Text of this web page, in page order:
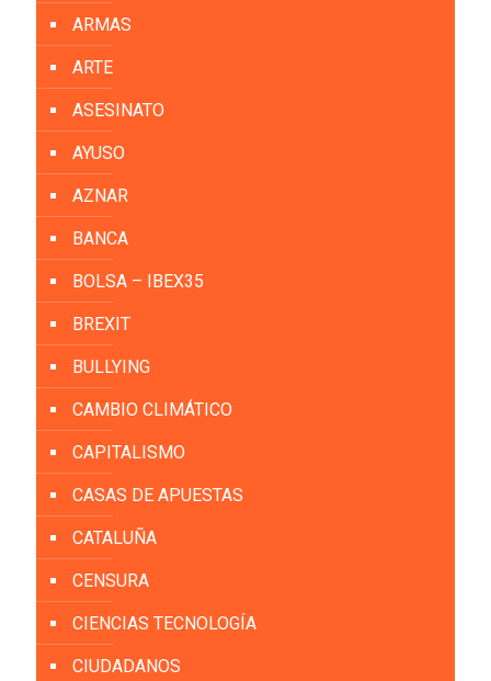
ARMAS
ARTE
ASESINATO
AYUSO
AZNAR
BANCA
BOLSA – IBEX35
BREXIT
BULLYING
CAMBIO CLIMÁTICO
CAPITALISMO
CASAS DE APUESTAS
CATALUÑA
CENSURA
CIENCIAS TECNOLOGÍA
CIUDADANOS